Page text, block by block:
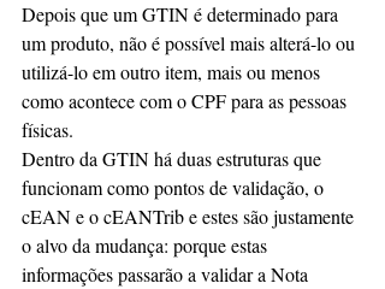
Depois que um GTIN é determinado para
um produto, não é possível mais alterá-lo ou
utilizá-lo em outro item, mais ou menos
como acontece com o CPF para as pessoas
físicas.
Dentro da GTIN há duas estruturas que
funcionam como pontos de validação, o
cEAN e o cEANTrib e estes são justamente
o alvo da mudança: porque estas
informações passarão a validar a Nota